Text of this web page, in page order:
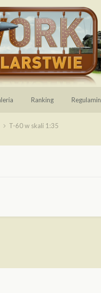
Ranking Regulamin
T-60 w skali 1:35